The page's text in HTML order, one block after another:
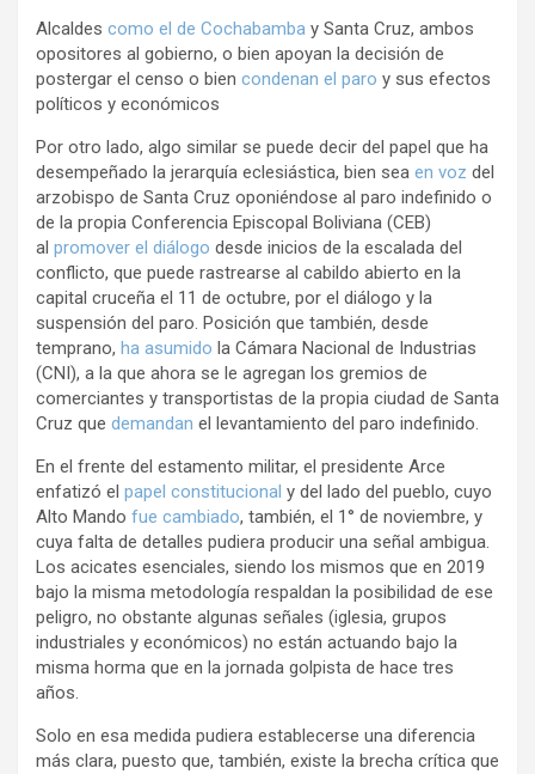
Alcaldes como el de Cochabamba y Santa Cruz, ambos
opositores al gobierno, o bien apoyan la decisión de
postergar el censo o bien condenan el paro y sus efectos
políticos y económicos
Por otro lado, algo similar se puede decir del papel que ha
desempeñado la jerarquía eclesiástica, bien sea en voz del
arzobispo de Santa Cruz oponiéndose al paro indefinido o
de la propia Conferencia Episcopal Boliviana (CEB)
al promover el diálogo desde inicios de la escalada del
conflicto, que puede rastrearse al cabildo abierto en la
capital cruceña el 11 de octubre, por el diálogo y la
suspensión del paro. Posición que también, desde
temprano, ha asumido la Cámara Nacional de Industrias
(CNI), a la que ahora se le agregan los gremios de
comerciantes y transportistas de la propia ciudad de Santa
Cruz que demandan el levantamiento del paro indefinido.
En el frente del estamento militar, el presidente Arce
enfatizó el papel constitucional y del lado del pueblo, cuyo
Alto Mando fue cambiado, también, el 1° de noviembre, y
cuya falta de detalles pudiera producir una señal ambigua.
Los acicates esenciales, siendo los mismos que en 2019
bajo la misma metodología respaldan la posibilidad de ese
peligro, no obstante algunas señales (iglesia, grupos
industriales y económicos) no están actuando bajo la
misma horma que en la jornada golpista de hace tres
años.
Solo en esa medida pudiera establecerse una diferencia
más clara, puesto que, también, existe la brecha crítica que